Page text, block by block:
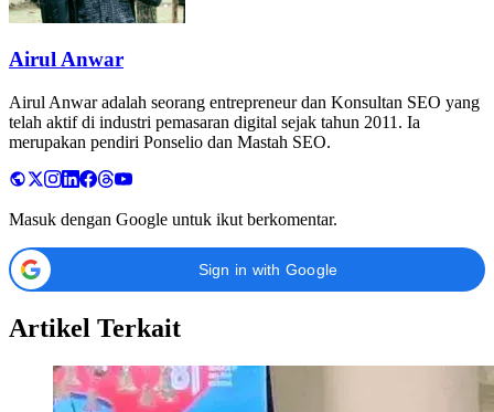
Airul Anwar
Airul Anwar adalah seorang entrepreneur dan Konsultan SEO yang
telah aktif di industri pemasaran digital sejak tahun 2011. Ia
merupakan pendiri Ponselio dan Mastah SEO.
Masuk dengan Google untuk ikut berkomentar.
Sign in with Google
Artikel Terkait